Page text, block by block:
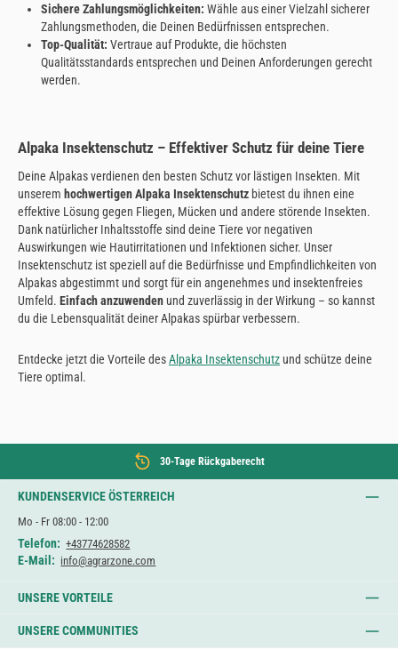
Sichere Zahlungsmöglichkeiten: Wähle aus einer Vielzahl sicherer
Zahlungsmethoden, die Deinen Bedürfnissen entsprechen.
Top-Qualität: Vertraue auf Produkte, die höchsten
Qualitätsstandards entsprechen und Deinen Anforderungen gerecht
werden.
Alpaka Insektenschutz – Effektiver Schutz für deine Tiere
Deine Alpakas verdienen den besten Schutz vor lästigen Insekten. Mit
unserem hochwertigen Alpaka Insektenschutz bietest du ihnen eine
effektive Lösung gegen Fliegen, Mücken und andere störende Insekten.
Dank natürlicher Inhaltsstoffe sind deine Tiere vor negativen
Auswirkungen wie Hautirritationen und Infektionen sicher. Unser
Insektenschutz ist speziell auf die Bedürfnisse und Empfindlichkeiten von
Alpakas abgestimmt und sorgt für ein angenehmes und insektenfreies
Umfeld. Einfach anzuwenden und zuverlässig in der Wirkung – so kannst
du die Lebensqualität deiner Alpakas spürbar verbessern.
Entdecke jetzt die Vorteile desAlpaka Insektenschutz und schütze deine
Tiere optimal.
30-Tage Rückgaberecht
KUNDENSERVICE ÖSTERREICH
Mo - Fr 08:00 - 12:00
Telefon: +43774628582
E-Mail: info@agrarzone.com
UNSERE VORTEILE
UNSERE COMMUNITIES